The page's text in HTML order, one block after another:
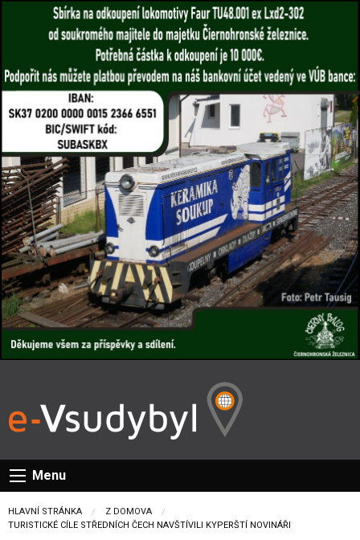
Menu
HLAVNÍ STRÁNKA
Z DOMOVA
CURRENT:
TURISTICKÉ CÍLE STŘEDNÍCH ČECH NAVŠTÍVILI KYPERŠTÍ NOVINÁŘI